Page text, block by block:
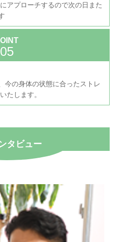
アプローチするので次の日また
今の身体の状態に合ったストレ
たします。
タビュー